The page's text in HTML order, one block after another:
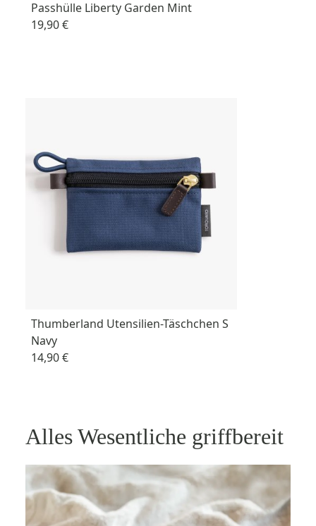
Passhülle Liberty Garden Mint
19,90 €
Thumberland Utensilien-Täschchen S
Navy
14,90 €
Alles Wesentliche griffbereit